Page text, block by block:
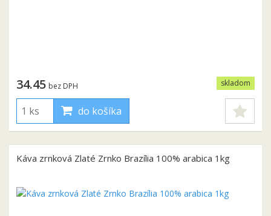
skladom
34.45 bez DPH
do košíka
Káva zrnková Zlaté Zrnko Brazília 100% arabica 1kg